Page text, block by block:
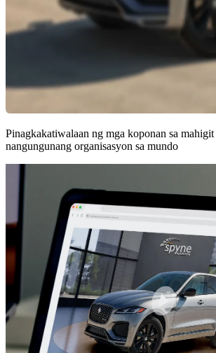
Pinagkakatiwalaan ng mga koponan sa mahigit
nangungunang organisasyon sa mundo